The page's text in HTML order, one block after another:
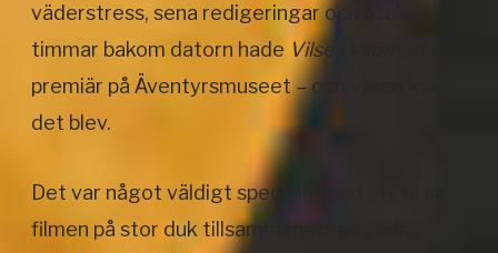
väderstress, sena redigeringar och otaliga
timmar bakom datorn hade Vilse i Vildmarken
premiär på Äventyrsmuseet– och vilken kväll
det blev.
Det var något väldigt speciellt med att få se
filmen på stor duk tillsammans med andra